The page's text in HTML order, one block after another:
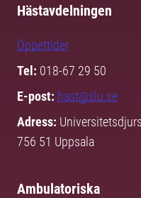
Hästavdelningen
Öppettider
Tel: 018-67 29 50
E-post: hast@slu.se
Adress:
756 51 Uppsala
Ambulatoriska